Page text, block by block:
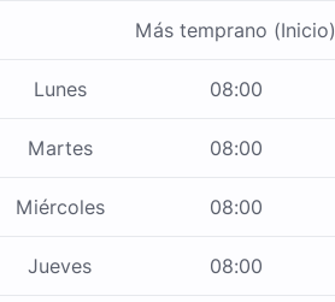
Más temprano (Inicio)
Lunes 08:00
Martes 08:00
Miércoles 08:00
Jueves 08:00